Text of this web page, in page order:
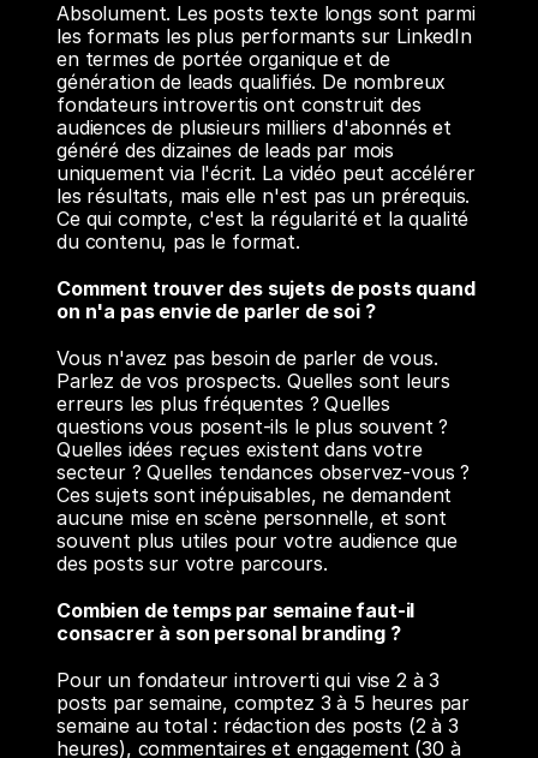
Absolument. Les posts texte longs sont parmi
les formats les plus performants sur LinkedIn
en termes de portée organique et de
génération de leads qualifiés. De nombreux
fondateurs introvertis ont construit des
audiences de plusieurs milliers d'abonnés et
généré des dizaines de leads par mois
uniquement via l'écrit. La vidéo peut accélérer
les résultats, mais elle n'est pas un prérequis.
Ce qui compte, c'est la régularité et la qualité
du contenu, pas le format.
Comment trouver des sujets de posts quand
on n'a pas envie de parler de soi ?
Vous n'avez pas besoin de parler de vous.
Parlez de vos prospects. Quelles sont leurs
erreurs les plus fréquentes ? Quelles
questions vous posent-ils le plus souvent ?
Quelles idées reçues existent dans votre
secteur ? Quelles tendances observez-vous ?
Ces sujets sont inépuisables, ne demandent
aucune mise en scène personnelle, et sont
souvent plus utiles pour votre audience que
des posts sur votre parcours.
Combien de temps par semaine faut-il
consacrer à son personal branding ?
Pour un fondateur introverti qui vise 2 à 3
posts par semaine, comptez 3 à 5 heures par
semaine au total : rédaction des posts (2 à 3
heures), commentaires et engagement (30 à